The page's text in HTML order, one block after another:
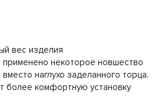
вес изделия
некоторое новшество
наглухо заделанного торца.
более комфортную установку